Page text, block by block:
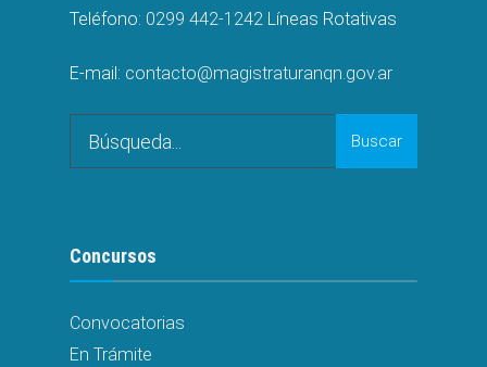
Teléfono: 0299 442-1242 Líneas Rotativas
E-mail: contacto@magistraturanqn.gov.ar
for:
Buscar
Concursos
Convocatorias
En Trámite